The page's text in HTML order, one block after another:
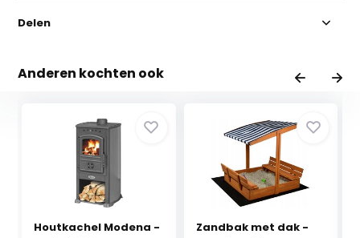
Delen
Anderen kochten ook
Houtkachel Modena -
Zandbak met dak -